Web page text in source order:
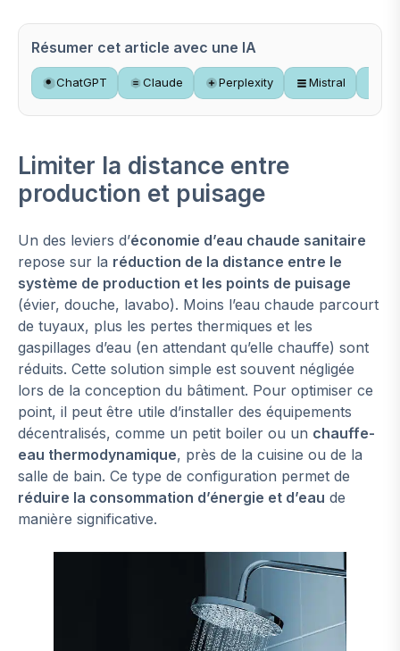
Résumer cet article avec une IA
ChatGPT Claude Perplexity Mistral
Limiter la distance entre
production et puisage
Un des leviers d’économie d’eau chaude sanitaire
repose sur la réduction de la distance entre le
système de production et les points de puisage
(évier, douche, lavabo). Moins l’eau chaude parcourt
de tuyaux, plus les pertes thermiques et les
gaspillages d’eau (en attendant qu’elle chauffe) sont
réduits. Cette solution simple est souvent négligée
lors de la conception du bâtiment. Pour optimiser ce
point, il peut être utile d’installer des équipements
décentralisés, comme un petit boiler ou un chauffe-
eau thermodynamique, près de la cuisine ou de la
salle de bain. Ce type de configuration permet de
réduire la consommation d’énergie et d’eau de
manière significative.